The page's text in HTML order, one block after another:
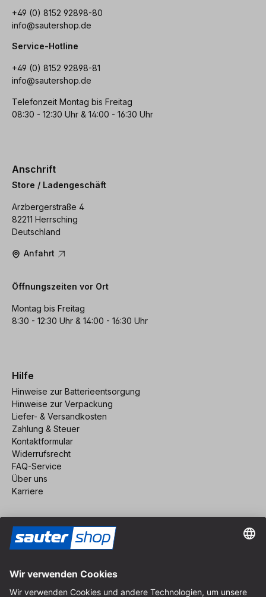
+49 (0) 8152 92898-80
info@sautershop.de
Service-Hotline
+49 (0) 8152 92898-81
info@sautershop.de
Telefonzeit Montag bis Freitag
08:30 - 12:30 Uhr & 14:00 - 16:30 Uhr
Anschrift
Store / Ladengeschäft
Arzbergerstraße 4
82211 Herrsching
Deutschland
Anfahrt
Öffnungszeiten vor Ort
Montag bis Freitag
8:30 - 12:30 Uhr & 14:00 - 16:30 Uhr
Hilfe
Hinweise zur Batterieentsorgung
Hinweise zur Verpackung
Liefer- & Versandkosten
Zahlung & Steuer
Kontaktformular
Widerrufsrecht
FAQ-Service
Über uns
Karriere